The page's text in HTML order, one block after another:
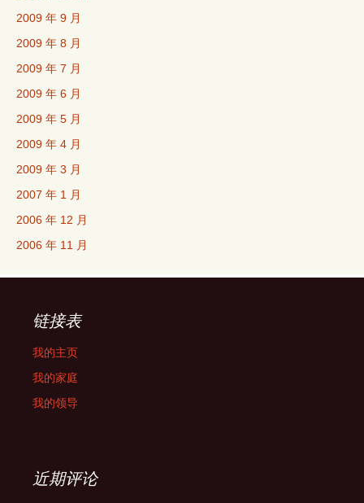
2009 年 9 月
2009 年 8 月
2009 年 7 月
2009 年 6 月
2009 年 5 月
2009 年 4 月
2009 年 3 月
2007 年 1 月
2006 年 12 月
2006 年 11 月
链接表
我的主页
我的家庭
我的领导
近期评论